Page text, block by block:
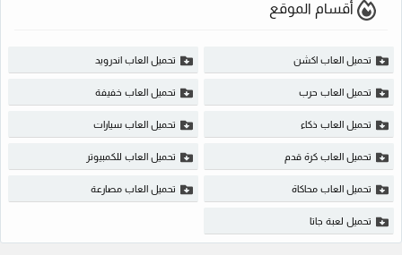
أقسام الموقع
تحميل العاب اكشن تحميل العاب اندرويد
تحميل العاب حرب تحميل العاب خفيفة
تحميل العاب ذكاء تحميل العاب سيارات
تحميل العاب كرة قدم تحميل العاب للكمبيوتر
تحميل العاب محاكاة تحميل العاب مصارعة
تحميل لعبة جاتا